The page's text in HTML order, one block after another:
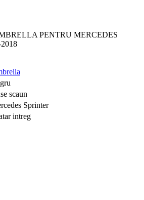
PENTRU MERCEDES
scaun
Sprinter
intreg